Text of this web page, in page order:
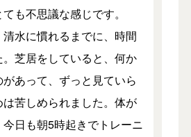
も不思議な感じです。
清水に慣れるまでに、時間
芝居をしていると、何か
あって、ずっと見ていら
苦しめられました。体が
日も朝5時起きでトレーニ